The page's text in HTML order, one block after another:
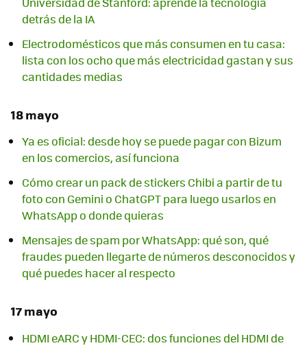
detrás de la IA
Electrodomésticos que más consumen en tu casa:
lista con los ocho que más electricidad gastan y sus
cantidades medias
18 mayo
Ya es oficial: desde hoy se puede pagar con Bizum
en los comercios, así funciona
Cómo crear un pack de stickers Chibi a partir de tu
foto con Gemini o ChatGPT para luego usarlos en
WhatsApp o donde quieras
Mensajes de spam por WhatsApp: qué son, qué
fraudes pueden llegarte de números desconocidos y
qué puedes hacer al respecto
17 mayo
HDMI eARC y HDMI-CEC: dos funciones del HDMI de